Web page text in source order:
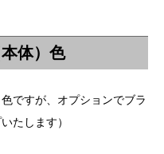
体）色
ですが、オプションでブラ
たします）